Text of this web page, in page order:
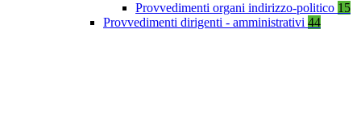
Provvedimenti organi indirizzo-politico 15
Provvedimenti dirigenti - amministrativi 44